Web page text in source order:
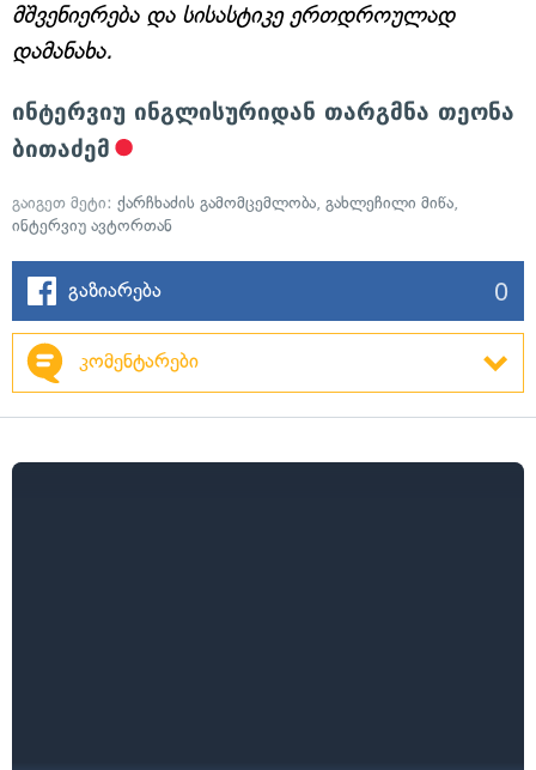
მშვენიერება და სისასტიკე ერთდროულად
დამანახა.
ინტერვიუ ინგლისურიდან თარგმნა თეონა
ბითაძემ
გაიგეთ მეტი: ქარჩხაძის გამომცემლობა, გახლეჩილი მიწა,
ინტერვიუ ავტორთან
გაზიარება 0
კომენტარები